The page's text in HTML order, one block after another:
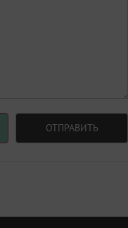
ОТПРАВИТЬ